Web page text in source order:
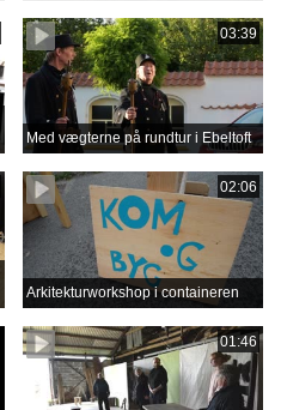
03:39
Med vægterne på rundtur i Ebeltoft
02:06
Arkitekturworkshop i containeren
01:46